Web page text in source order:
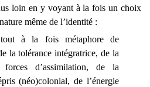
loin en y voyant à la fois un choix
même de l’identité :
à la fois métaphore de
la tolérance intégratrice, de la
d’assimilation, de la
(néo)colonial, de l’énergie